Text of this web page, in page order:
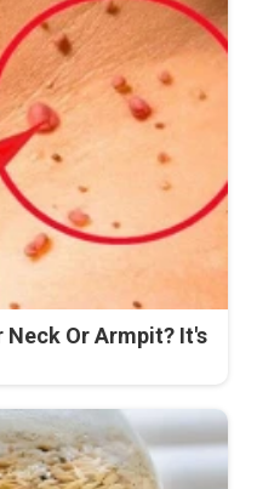
Neck Or Armpit? It's